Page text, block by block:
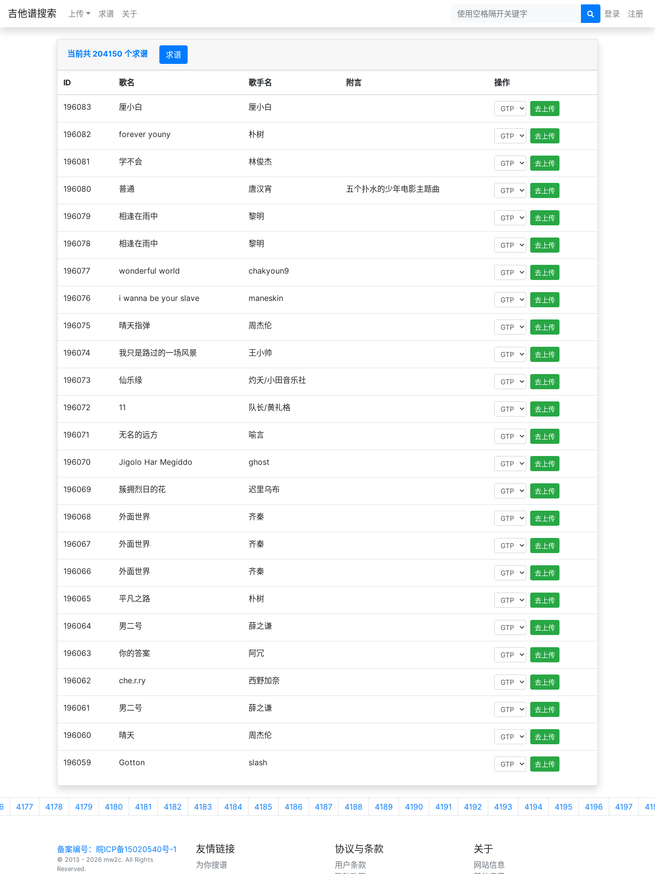
吉他谱搜索 上传 求谱 关于 登录 注册
当前共 204150 个求谱 求谱
ID 歌名 歌手名 附言 操作
196083 厘小白 厘小白 去上传
196082 forever youny 朴树 去上传
196081 学不会 林俊杰 去上传
196080 普通 唐汉宵 五个扑水的少年电影主题曲 去上传
196079 相逢在雨中 黎明 去上传
196078 相逢在雨中 黎明 去上传
196077 wonderful world chakyoun9 去上传
196076 i wanna be your slave maneskin 去上传
196075 晴天指弹 周杰伦 去上传
196074 我只是路过的一场风景 王小帅 去上传
196073 仙乐缘 灼夭/小田音乐社 去上传
196072 11 队长/黄礼格 去上传
196071 无名的远方 喻言 去上传
196070 Jigolo Har Megiddo ghost 去上传
196069 簇拥烈日的花 迟里乌布 去上传
196068 外面世界 齐秦 去上传
196067 外面世界 齐秦 去上传
196066 外面世界 齐秦 去上传
196065 平凡之路 朴树 去上传
196064 男二号 薛之谦 去上传
196063 你的答案 阿冗 去上传
196062 che.r.ry 西野加奈 去上传
196061 男二号 薛之谦 去上传
196060 晴天 周杰伦 去上传
196059 Gotton slash 去上传
4177 4178 4179 4180 4181 4182 4183 4184 4185 4186 4187 4188 4189 4190 4191 4192 4193 4194 4195 4196 4197
备案编号：皖ICP备15020540号-1
© 2013 - 2026 mw2c. All Rights
Reserved.
友情链接
为你搜谱
协议与条款
用户条款
关于
网站信息